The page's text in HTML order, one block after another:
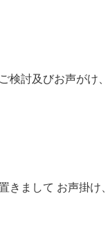
検討及びお声が
きまして お声掛